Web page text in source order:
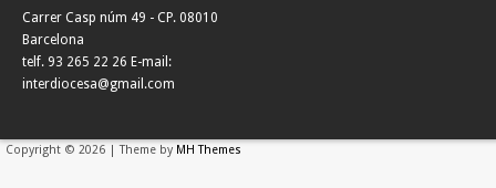
Carrer Casp núm 49 - CP. 08010
Barcelona
telf. 93 265 22 26 E-mail:
interdiocesa@gmail.com
Copyright © 2026 | Theme by MH Themes